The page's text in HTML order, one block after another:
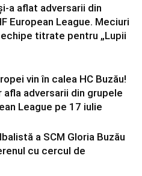
a aflat adversarii din
European League. Meciuri
titrate pentru „Lupii
vin în calea HC Buzău!
afla adversarii din grupele
League pe 17 iulie
a SCM Gloria Buzău
cu cercul de